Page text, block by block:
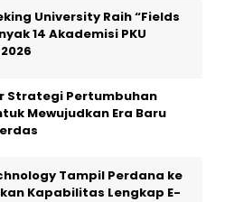
University Raih “Fields
14 Akademisi PKU
Strategi Pertumbuhan
Mewujudkan Era Baru
Tampil Perdana ke
Kapabilitas Lengkap E-